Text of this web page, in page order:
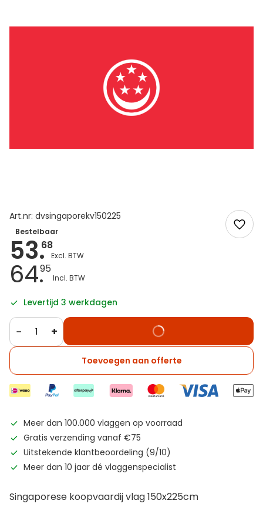
Art.nr: dvsingaporekv150225
Bestelbaar
53.68
64.95
Levertijd 3 werkdagen
− +
Toevoegen aan offerte
Meer dan 100.000 vlaggen op voorraad
Gratis verzending vanaf €75
Uitstekende klantbeoordeling (9/10)
Meer dan 10 jaar dé vlaggenspecialist
Singaporese koopvaardij vlag 150x225cm